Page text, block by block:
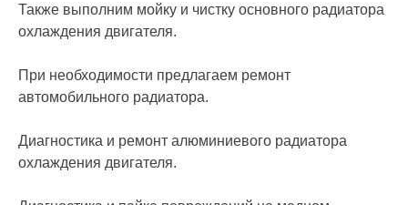
Также выполним мойку и чистку основного радиатора
охлаждения двигателя.
При необходимости предлагаем ремонт
автомобильного радиатора.
Диагностика и ремонт алюминиевого радиатора
охлаждения двигателя.